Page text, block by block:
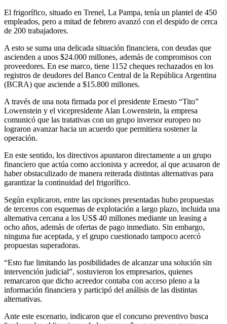
El frigorífico, situado en Trenel, La Pampa, tenía un plantel de 450
empleados, pero a mitad de febrero avanzó con el despido de cerca
de 200 trabajadores.
A esto se suma una delicada situación financiera, con deudas que
ascienden a unos $24.000 millones, además de compromisos con
proveedores. En ese marco, tiene 1152 cheques rechazados en los
registros de deudores del Banco Central de la República Argentina
(BCRA) que asciende a $15.800 millones.
A través de una nota firmada por el presidente Ernesto “Tito”
Lowenstein y el vicepresidente Alan Lowenstein, la empresa
comunicó que las tratativas con un grupo inversor europeo no
lograron avanzar hacia un acuerdo que permitiera sostener la
operación.
En este sentido, los directivos apuntaron directamente a un grupo
financiero que actúa como accionista y acreedor, al que acusaron de
haber obstaculizado de manera reiterada distintas alternativas para
garantizar la continuidad del frigorífico.
Según explicaron, entre las opciones presentadas hubo propuestas
de terceros con esquemas de explotación a largo plazo, incluida una
alternativa cercana a los US$ 40 millones mediante un leasing a
ocho años, además de ofertas de pago inmediato. Sin embargo,
ninguna fue aceptada, y el grupo cuestionado tampoco acercó
propuestas superadoras.
“Esto fue limitando las posibilidades de alcanzar una solución sin
intervención judicial”, sostuvieron los empresarios, quienes
remarcaron que dicho acreedor contaba con acceso pleno a la
información financiera y participó del análisis de las distintas
alternativas.
Ante este escenario, indicaron que el concurso preventivo busca